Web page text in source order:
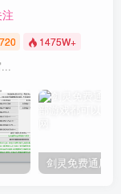
720 1475W+